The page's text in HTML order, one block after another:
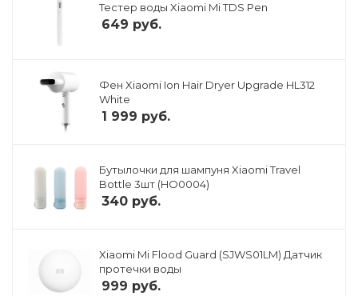
Тестер воды Xiaomi Mi TDS Pen
649 руб.
Фен Xiaomi Ion Hair Dryer Upgrade HL312
White
1 999 руб.
Бутылочки для шампуня Xiaomi Travel
Bottle 3шт (HO0004)
340 руб.
Xiaomi Mi Flood Guard (SJWS01LM) Датчик
протечки воды
999 руб.